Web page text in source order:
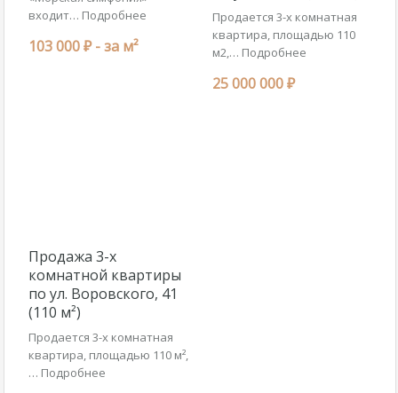
входит… Подробнее
103 000 ₽ -за м²
Продается 3-х комнатная
квартира, площадью 110
м2,… Подробнее
25 000 000 ₽
Продажа 3-х
комнатной квартиры
по ул. Воровского, 41
(110 м²)
Продается 3-х комнатная
квартира, площадью 110 м²,
… Подробнее